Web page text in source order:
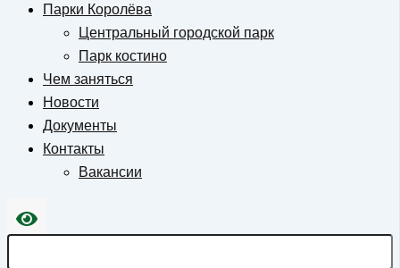
Парки Королёва
Центральный городской парк
Парк костино
Чем заняться
Новости
Документы
Контакты
Вакансии